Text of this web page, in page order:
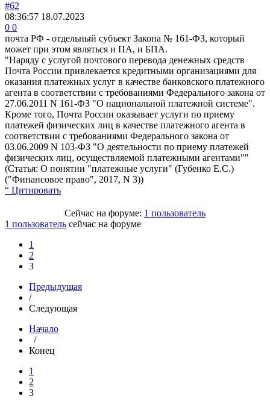
#62
08:36:57 18.07.2023
0 0
почта РФ - отдельный субъект Закона № 161-ФЗ, который
может при этом являться и ПА, и БПА.
"Наряду с услугой почтового перевода денежных средств
Почта России привлекается кредитными организациями для
оказания платежных услуг в качестве банковского платежного
агента в соответствии с требованиями Федерального закона от
27.06.2011 N 161-ФЗ "О национальной платежной системе".
Кроме того, Почта России оказывает услуги по приему
платежей физических лиц в качестве платежного агента в
соответствии с требованиями Федерального закона от
03.06.2009 N 103-ФЗ "О деятельности по приему платежей
физических лиц, осуществляемой платежными агентами""
(Статья: О понятии "платежные услуги" (Губенко Е.С.)
("Финансовое право", 2017, N 3))
“ Цитировать
Сейчас на форуме: 1 пользователь
1 пользователь сейчас на форуме
1
2
3
Предыдущая
/
Следующая
Начало
/
Конец
1
2
3